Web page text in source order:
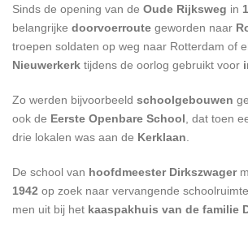
ChatGPT zei:
Sinds de opening van de Oude Rijksweg in
belangrijke doorvoerroute geworden naar
troepen soldaten op weg naar Rotterdam of
Nieuwerkerk tijdens de oorlog gebruikt voor
Zo werden bijvoorbeeld schoolgebouwen
ook de Eerste Openbare School , dat toen
drie lokalen was aan de Kerklaan
De school van hoofdmeester Dirkszwager
1942 op zoek naar vervangende
men uit bij het kaaspakhuis van de familie